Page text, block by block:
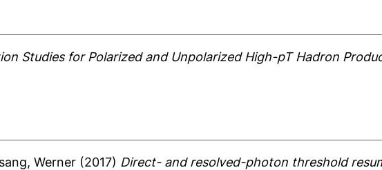
Studies for Polarized and Unpolarized High-pT Hadron
Werner (2017) Direct- and resolved-photon threshold